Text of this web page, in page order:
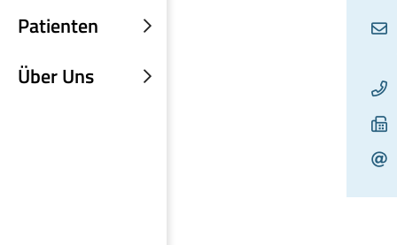
Patienten
Untermenü
Über Uns
Untermenü